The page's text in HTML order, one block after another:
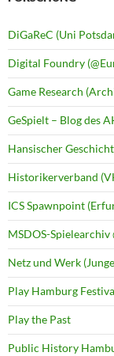
DiGaReC (Uni
Digital Foundry
Game Research
GeSpielt – Blog des
Hansischer
Historikerverband
ICS Spawnpoint
MSDOS-Spielearchiv
Netz und Werk
Play Hamburg
Play the Past
Public History